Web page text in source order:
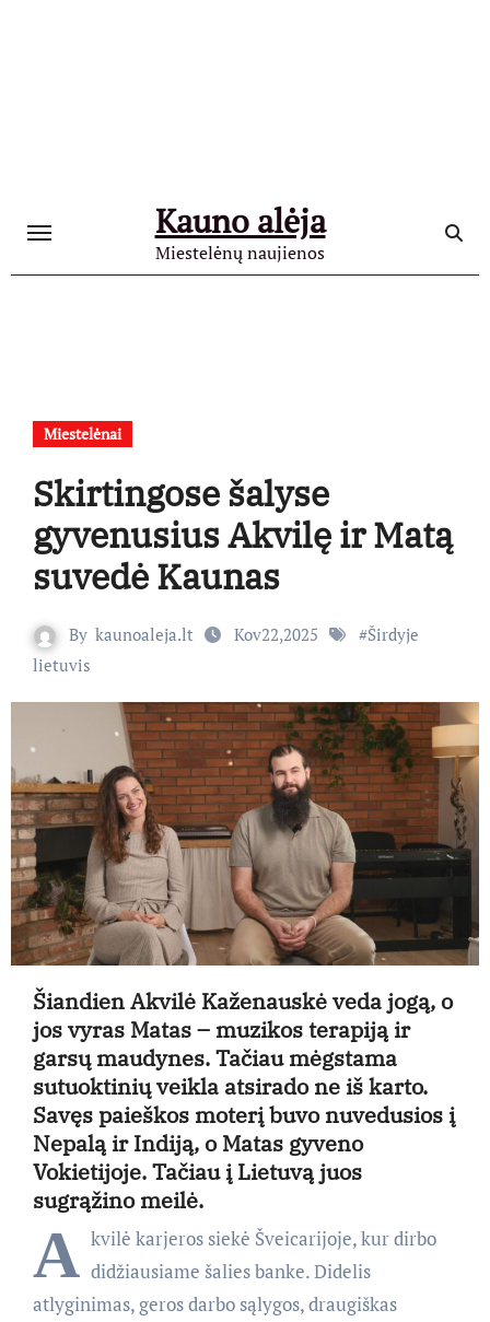
Kauno alėja
Miestelėnų naujienos
Miestelėnai
Skirtingose šalyse
gyvenusius Akvilę ir Matą
suvedė Kaunas
By kaunoaleja.lt Kov22,2025 #Širdyje
lietuvis
Šiandien Akvilė Kaženauskė veda jogą, o
jos vyras Matas – muzikos terapiją ir
garsų maudynes. Tačiau mėgstama
sutuoktinių veikla atsirado ne iš karto.
Savęs paieškos moterį buvo nuvedusios į
Nepalą ir Indiją, o Matas gyveno
Vokietijoje. Tačiau į Lietuvą juos
sugrąžino meilė.
A kvilė karjeros siekė Šveicarijoje, kur dirbo
didžiausiame šalies banke. Didelis
atlyginimas, geros darbo sąlygos, draugiškas